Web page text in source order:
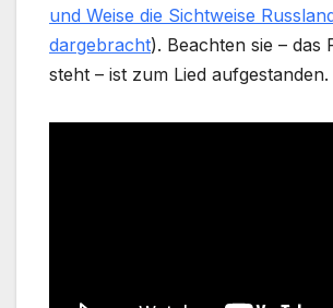
und Weise die Sichtweise
dargebracht). Beachten sie – das
steht – ist zum Lied aufgestanden.